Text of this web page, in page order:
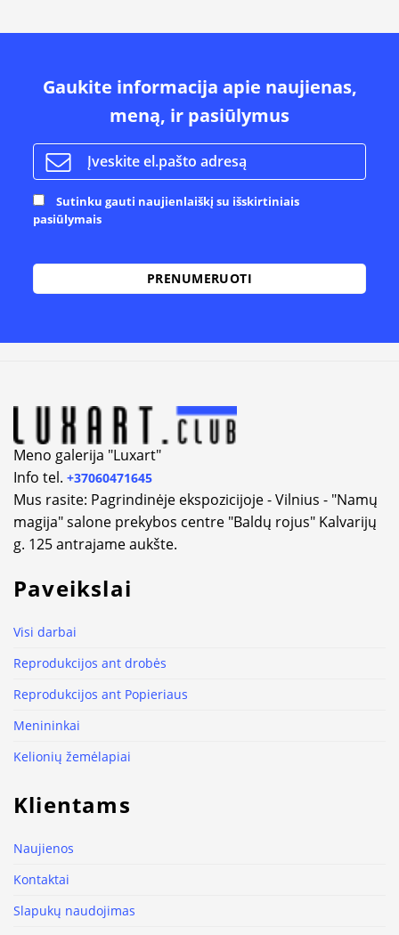
Gaukite informacija apie naujienas,
meną, ir pasiūlymus
Sutinku gauti naujienlaiškį su išskirtiniais
pasiūlymais
Meno galerija "Luxart"
Info tel. +37060471645
Mus rasite: Pagrindinėje ekspozicijoje - Vilnius - "Namų
magija" salone prekybos centre "Baldų rojus" Kalvarijų
g. 125 antrajame aukšte.
Paveikslai
Visi darbai
Reprodukcijos ant drobės
Reprodukcijos ant Popieriaus
Menininkai
Kelionių žemėlapiai
Klientams
Naujienos
Kontaktai
Slapukų naudojimas